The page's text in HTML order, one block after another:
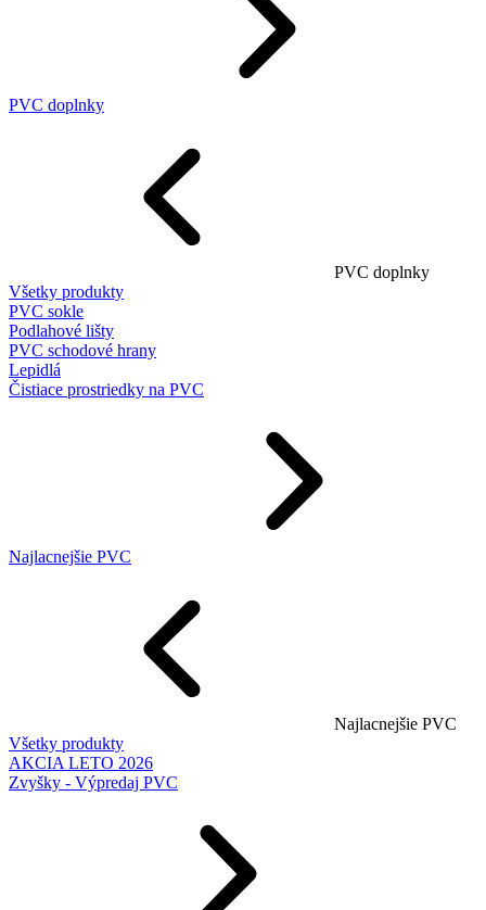
PVC doplnky
PVC doplnky
Všetky produkty
PVC sokle
Podlahové lišty
PVC schodové hrany
Lepidlá
Čistiace prostriedky na PVC
Najlacnejšie PVC
Najlacnejšie PVC
Všetky produkty
AKCIA LETO 2026
Zvyšky - Výpredaj PVC